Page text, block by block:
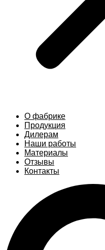
О фабрике
Продукция
Дилерам
Наши работы
Материалы
Отзывы
Контакты